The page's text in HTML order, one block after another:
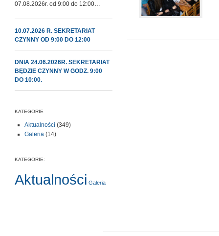
07.08.2026r. od 9:00 do 12:00…
10.07.2026 R. SEKRETARIAT
CZYNNY OD 9:00 DO 12:00
DNIA 24.06.2026R. SEKRETARIAT
BĘDZIE CZYNNY W GODZ. 9:00
DO 10:00.
KATEGORIE
Aktualności (349)
Galeria (14)
KATEGORIE:
Aktualności Galeria